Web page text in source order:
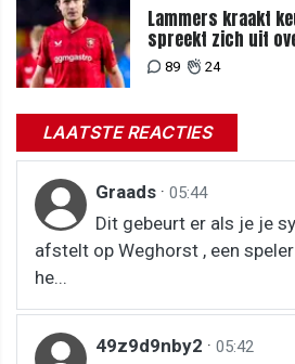
Lammers kraakt
spreekt zich uit
van te begrijpen"
89 24
LAATSTE REACTIES
Graads · 05:44
Dit gebeurt er als je je
afstelt op Weghorst , een
he...
49z9d9nby2 · 05:42